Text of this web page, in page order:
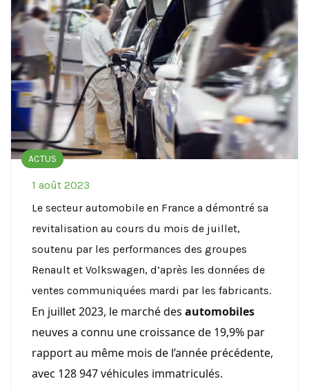
ACTUS
1 août 2023
Le secteur automobile en France a démontré sa
revitalisation au cours du mois de juillet,
soutenu par les performances des groupes
Renault et Volkswagen, d’après les données de
ventes communiquées mardi par les fabricants.
En juillet 2023, le marché des automobiles
neuves a connu une croissance de 19,9% par
rapport au même mois de l’année précédente,
avec 128 947 véhicules immatriculés.